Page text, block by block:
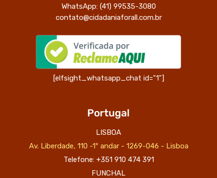
WhatsApp: (41) 99535-3080
contato@cidadaniaforall.com.br
[elfsight_whatsapp_chat id="1"]
Portugal
LISBOA
Av. Liberdade, 110 -1º andar - 1269-046 - Lisboa
Telefone: +351 910 474 391
FUNCHAL